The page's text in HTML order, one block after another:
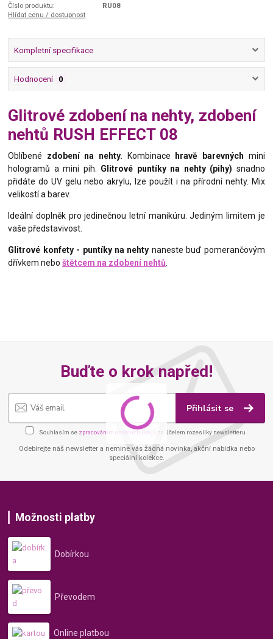
Číslo produktu:
RU08
Hlídat cenu / dostupnost
Kompletní specifikace
Hodnocení 0
Glitrové zdobení na nehty, zdobení
nehtů RUSH EFFECT 08
Oblíbené zdobení na nehty. Kombinace hravě barevných mini
hologramů a mini pih. Glitrové puntíky na nehty (pihy) snadno
přidáte do UV gelu nebo akrylu, lze použít i na přírodní nehty. Mix
velikostí a barev.
Ideální doplněk pro jedinečnou letní manikúru. Jediným limitem je
vaše představivost.
Glitrové konfety - puntíky na nehty naneste buď pomerančovým
dřívkem neboštětcem na zdobení nehtů
Buďte o krok napřed!
Přihlásit se
Souhlasím se zpracováním osobních údajů za účelem rozesílky newsletteru.
Odebírejte náš newsletter a nemine vás žádná novinka, akční nabídka nebo
speciální kolekce.
Možnosti platby
Dobírkou
Převodem
Online platbou